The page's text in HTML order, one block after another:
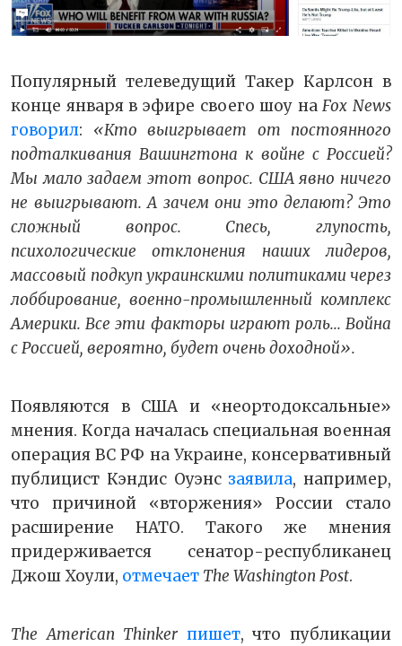
Популярный телеведущий Такер Карлсон в
конце января в эфире своего шоу наFox News
говорил: «Кто выигрывает от постоянного
подталкивания Вашингтона к войне с Россией?
Мы мало задаем этот вопрос. США явно ничего
не выигрывают. А зачем они это делают? Это
сложный вопрос. Спесь, глупость,
психологические отклонения наших лидеров,
массовый подкуп украинскими политиками через
лоббирование, военно-промышленный комплекс
Америки. Все эти факторы играют роль... Война
с Россией, вероятно, будет очень доходной».
Появляются в США и «неортодоксальные»
мнения. Когда началась специальная военная
операция ВС РФ на Украине, консервативный
публицист Кэндис Оуэнс заявила, например,
что причиной «вторжения» России стало
расширение НАТО. Такого же мнения
придерживается сенатор-республиканец
Джош Хоули, отмечает The Washington Post.
The American Thinker пишет, что публикации